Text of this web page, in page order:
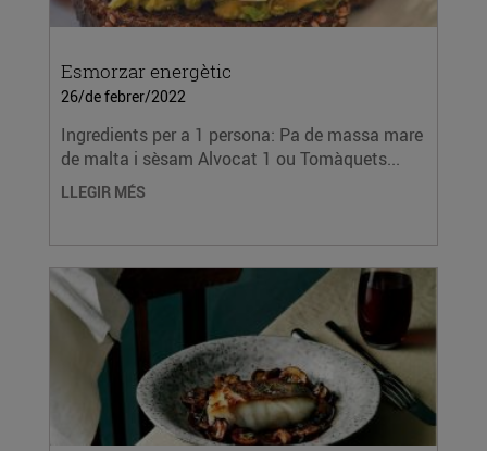
Esmorzar energètic
26/de febrer/2022
Ingredients per a 1 persona: Pa de massa mare
de malta i sèsam Alvocat 1 ou Tomàquets...
LLEGIR MÉS